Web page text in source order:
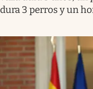
dura 3 perros y un